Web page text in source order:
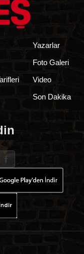
Yazarlar
Foto Galeri
Video
Son Dakika